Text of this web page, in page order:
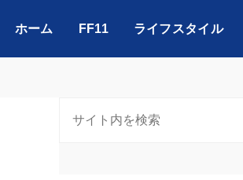
ホーム FF11 ライフスタイル